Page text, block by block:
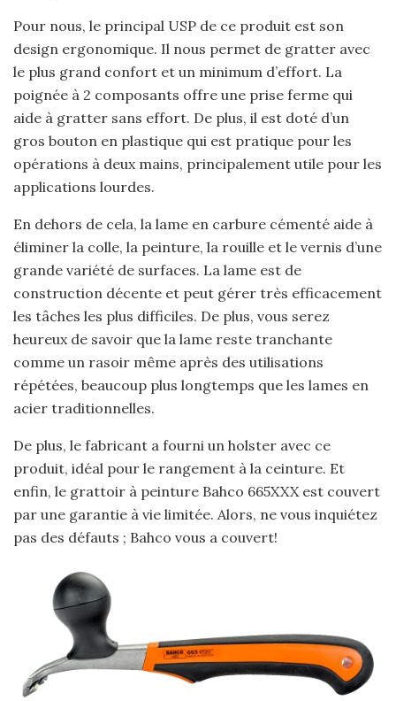
Pour nous, le principal USP de ce produit est son
design ergonomique. Il nous permet de gratter avec
le plus grand confort et un minimum d’effort. La
poignée à 2 composants offre une prise ferme qui
aide à gratter sans effort. De plus, il est doté d’un
gros bouton en plastique qui est pratique pour les
opérations à deux mains, principalement utile pour les
applications lourdes.
En dehors de cela, la lame en carbure cémenté aide à
éliminer la colle, la peinture, la rouille et le vernis d’une
grande variété de surfaces. La lame est de
construction décente et peut gérer très efficacement
les tâches les plus difficiles. De plus, vous serez
heureux de savoir que la lame reste tranchante
comme un rasoir même après des utilisations
répétées, beaucoup plus longtemps que les lames en
acier traditionnelles.
De plus, le fabricant a fourni un holster avec ce
produit, idéal pour le rangement à la ceinture. Et
enfin, le grattoir à peinture Bahco 665XXX est couvert
par une garantie à vie limitée. Alors, ne vous inquiétez
pas des défauts ; Bahco vous a couvert!